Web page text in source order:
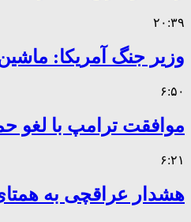
۲۰:۳۹
وزیر جنگ آمریکا:
۶:۵۰
موافقت ترامپ با لغو
۶:۲۱
هشدار عراقچی به